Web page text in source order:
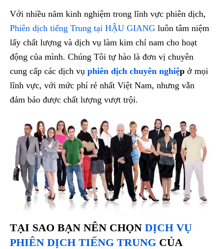
Với nhiều năm kinh nghiệm trong lĩnh vực phiên dịch,
Phiên dịch tiếng Trung tại HẬU GIANG luôn tâm niệm
lấy chất lượng và dịch vụ làm kim chỉ nam cho hoạt
động của mình. Chúng Tôi tự hào là đơn vị chuyên
cung cấp các dịch vụ phiên dịch chuyên nghiệp ở mọi
lĩnh vực, với mức phí rẻ nhất Việt Nam, nhưng vẫn
đảm bảo được chất lượng vượt trội.
TẠI SAO BẠN NÊN CHỌN DỊCH VỤ
PHIÊN DỊCH TIẾNG TRUNG CỦA